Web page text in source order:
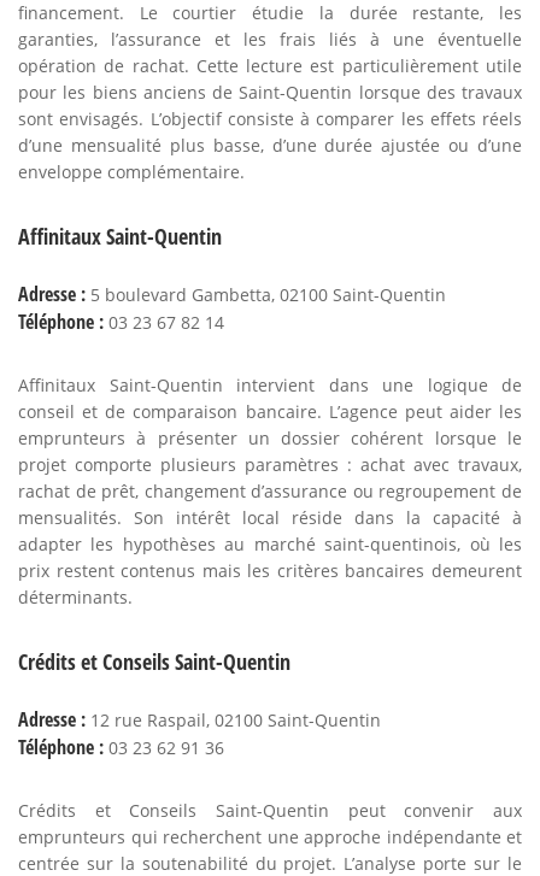
financement. Le courtier étudie la durée restante, les
garanties, l’assurance et les frais liés à une éventuelle
opération de rachat. Cette lecture est particulièrement utile
pour les biens anciens de Saint-Quentin lorsque des travaux
sont envisagés. L’objectif consiste à comparer les effets réels
d’une mensualité plus basse, d’une durée ajustée ou d’une
enveloppe complémentaire.
Affinitaux Saint-Quentin
Adresse : 5 boulevard Gambetta, 02100 Saint-Quentin
Téléphone : 03 23 67 82 14
Affinitaux Saint-Quentin intervient dans une logique de
conseil et de comparaison bancaire. L’agence peut aider les
emprunteurs à présenter un dossier cohérent lorsque le
projet comporte plusieurs paramètres : achat avec travaux,
rachat de prêt, changement d’assurance ou regroupement de
mensualités. Son intérêt local réside dans la capacité à
adapter les hypothèses au marché saint-quentinois, où les
prix restent contenus mais les critères bancaires demeurent
déterminants.
Crédits et Conseils Saint-Quentin
Adresse : 12 rue Raspail, 02100 Saint-Quentin
Téléphone : 03 23 62 91 36
Crédits et Conseils Saint-Quentin peut convenir aux
emprunteurs qui recherchent une approche indépendante et
centrée sur la soutenabilité du projet. L’analyse porte sur le